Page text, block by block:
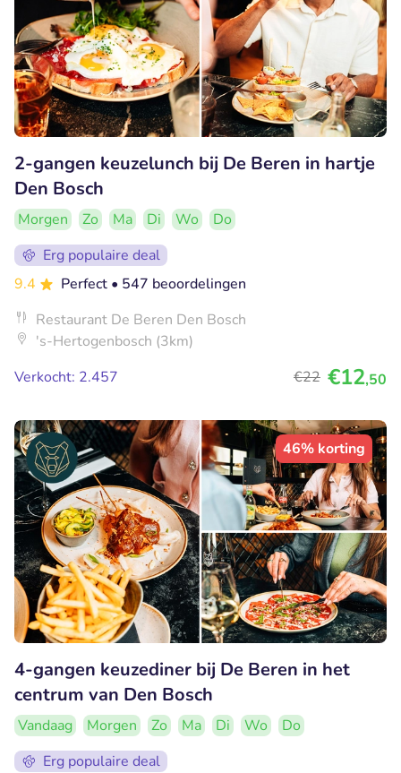
2-gangen keuzelunch bij De Beren in hartje
Den Bosch
Morgen Zo Ma Di Wo
Do
Erg populaire deal
9.4
Perfect • 547 beoordelingen
Restaurant De Beren Den Bosch
's-Hertogenbosch (3km)
Verkocht: 2.457
€22 €12,50
46% korting
4-gangen keuzediner bij De Beren in het
centrum van Den Bosch
Vandaag Morgen Zo Ma Di Wo
Do
Erg populaire deal